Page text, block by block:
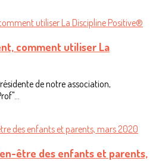
comment utiliser La
de notre association,
être des enfants et parents,